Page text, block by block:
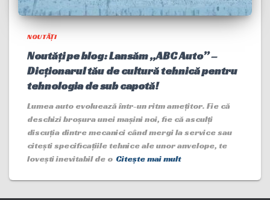
NOUTĂȚI
Noutăți pe blog: Lansăm „ABC Auto” –
Dicționarul tău de cultură tehnică pentru
tehnologia de sub capotă!
Lumea auto evoluează într-un ritm amețitor. Fie că
deschizi broșura unei mașini noi, fie că asculți
discuția dintre mecanici când mergi la service sau
citești specificațiile tehnice ale unor anvelope, te
lovești inevitabil de o Citește mai mult